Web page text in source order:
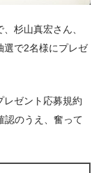
杉山真宏さん、
選で2名様にプレゼ
レゼント応募規約
認のうえ、奮って